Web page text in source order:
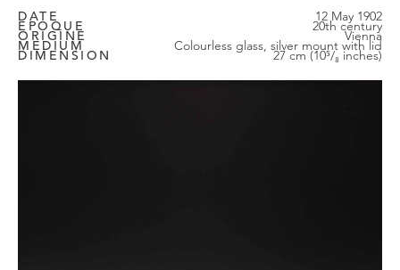
DATE 12 May 1902
EPOQUE 20th century
ORIGINE Vienna
MEDIUM Colourless glass, silver mount with lid
DIMENSION 27 cm (10⁵/₈ inches)